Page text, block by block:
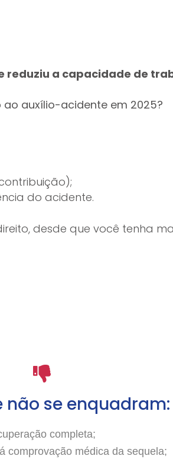
reduziu a capacidade de
auxílio-acidente em 2025?
do acidente.
desde que você tenha
não se enquadram:
completa;
comprovação médica da sequela;